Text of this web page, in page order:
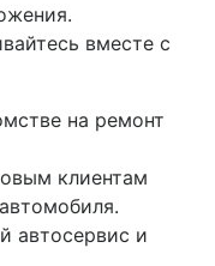
вместе с
на ремонт
клиентам
автосервис и